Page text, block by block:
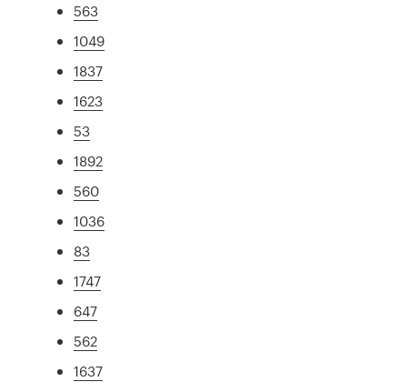
563
1049
1837
1623
53
1892
560
1036
83
1747
647
562
1637